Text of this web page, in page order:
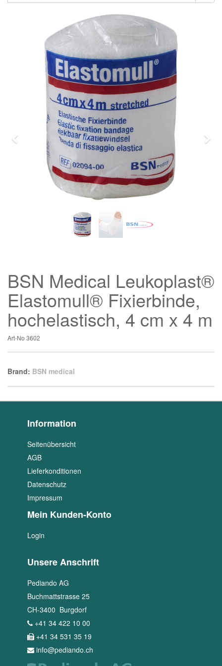
Previous
BSN Medical Leukoplast®
Elastomull® Fixierbinde,
hochelastisch, 4 cm x 4 m
Art-No 3602
Brand: BSN medical
Information
Seitenübersicht
AGB
Lieferkonditionen
Datenschutz
Impressum
Mein Kunden-Konto
Login
Unsere Anschrift
Pediando AG
Buchmattstrasse 25
CH-3400 Burgdorf
+41 34 422 10 00
+41 34 531 35 19
info@pediando.ch